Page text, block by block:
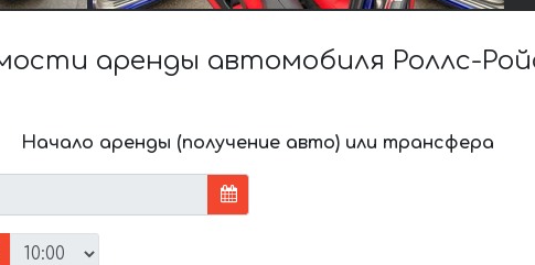
аренды автомобиля Роллс-
Начало аренды (получение авто) или трансфера